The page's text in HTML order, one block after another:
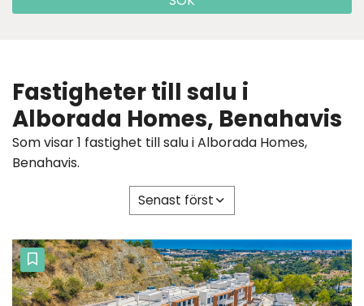
Fastigheter till salu i
Alborada Homes, Benahavis
Som visar 1 fastighet till salu i Alborada Homes,
Benahavis.
Senast först